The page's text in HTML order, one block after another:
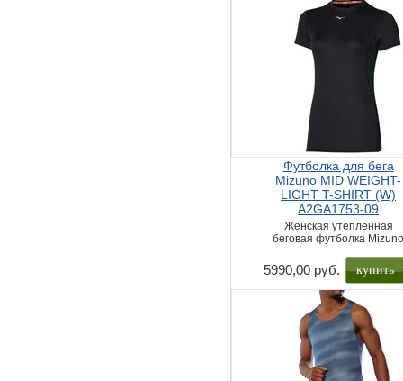
Футболка для бега
Mizuno MID WEIGHT-
LIGHT T-SHIRT (W)
A2GA1753-09
Женская утепленная
беговая футболка
5990,00 руб. купить